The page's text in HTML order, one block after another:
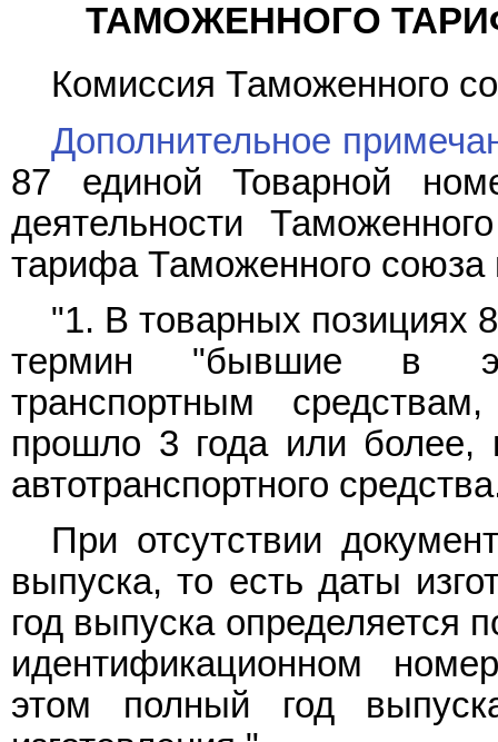
ТАМОЖЕННОГО
Комиссия Таможенного
Дополнительное
87 единой Товарной
деятельности
тарифа Таможенного
"1. В товарных позициях
термин "бывшие в
транспортным
прошло 3 года или более,
автотранспортного
При отсутствии
выпуска, то есть даты
год выпуска определяется
идентификационном
этом полный год